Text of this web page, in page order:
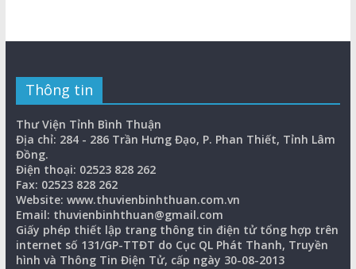
Thông tin
Thư Viện Tỉnh Bình Thuận
Địa chỉ: 284 - 286 Trần Hưng Đạo, P. Phan Thiết, Tỉnh Lâm
Đồng.
Điện thoại: 02523 828 262
Fax: 02523 828 262
Website: www.thuvienbinhthuan.com.vn
Email: thuvienbinhthuan@gmail.com
Giấy phép thiết lập trang thông tin điện tử tổng hợp trên
internet số 131/GP-TTĐT do Cục QL Phát Thanh, Truyền
hình và Thông Tin Điện Tử, cấp ngày 30-08-2013